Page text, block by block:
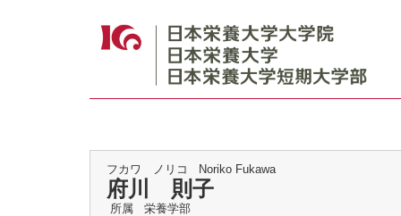
フカワ ノリコ Noriko Fukawa
府川 則子
所属
栄養学部